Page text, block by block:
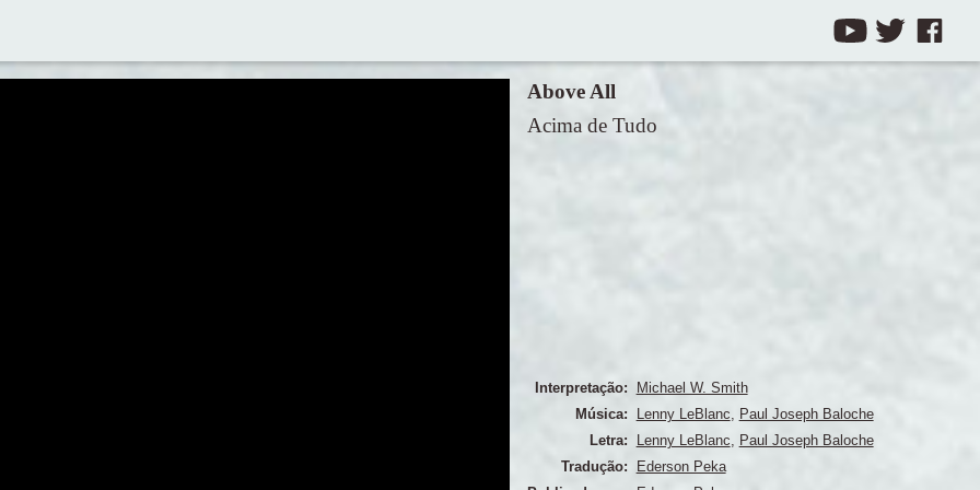
Above All
Acima de Tudo
Interpretação:
Michael W. Smith
Música:
Lenny LeBlanc
Paul Joseph Baloche
Letra:
Lenny LeBlanc
Paul Joseph Baloche
Tradução:
Ederson Peka